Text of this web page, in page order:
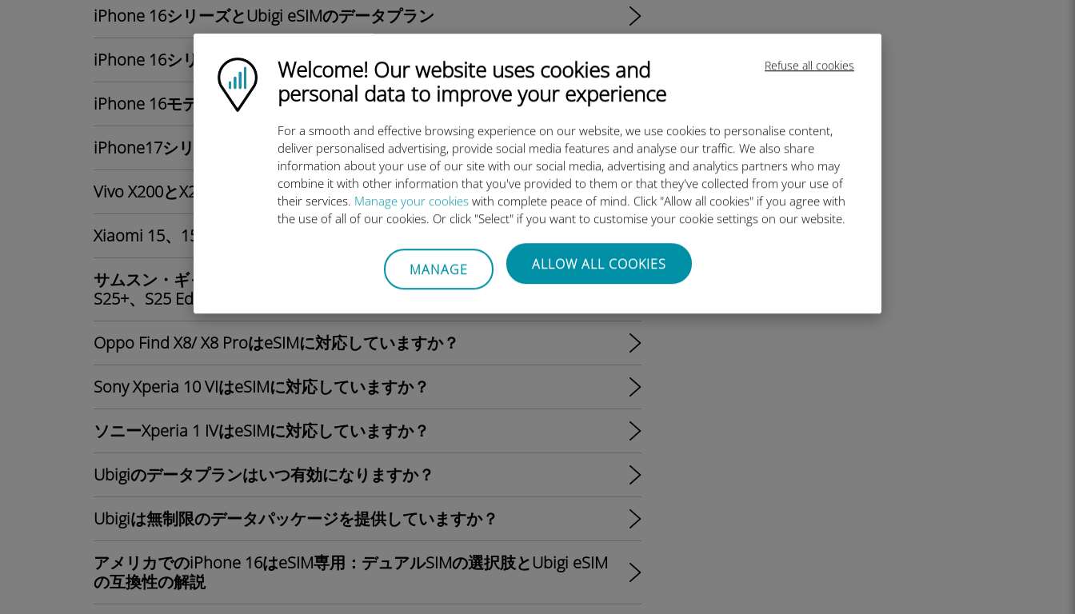
Refuse all cookies
Ubigi logo
Welcome! Our website uses cookies and
personal data to improve your experience
For a smooth and effective browsing experience on our website, we use cookies to personalise content,
deliver personalised advertising, provide social media features and analyse our traffic. We also share
information about your use of our site with our social media, advertising and analytics partners who may
combine it with other information that you've provided to them or that they've collected from your use of
their services. Manage your cookies with complete peace of mind. Click "Allow all cookies" if you agree with
the use of all of our cookies. Or click "Select" if you want to customise your cookie settings on our website.
MANAGE ALLOW ALL COOKIES
iPhone 16シリーズとUbigi eSIMのデータプラン
iPhone 16シリーズユーザーにとって、eSIMのメリットは何ですか？
iPhone 16モデルはeSIMをサポートしていますか？
iPhone17シリーズに含まれるモデルは？
Vivo X200とX200 ProはeSIMに対応していますか？
Xiaomi 15、15 Pro、15 UltraはeSIMをサポートしていますか？
サムスン・ギャラクシーS25シリーズはeSIMに対応していますか（S25、
S25+、S25 Edge、S25 Ultraを含む）？
Oppo Find X8/ X8 ProはeSIMに対応していますか？
Sony Xperia 10 VIはeSIMに対応していますか？
ソニーXperia 1 IVはeSIMに対応していますか？
Ubigiのデータプランはいつ有効になりますか？
Ubigiは無制限のデータパッケージを提供していますか？
アメリカでのiPhone 16はeSIM専用：デュアルSIMの選択肢とUbigi eSIM
の互換性の解説